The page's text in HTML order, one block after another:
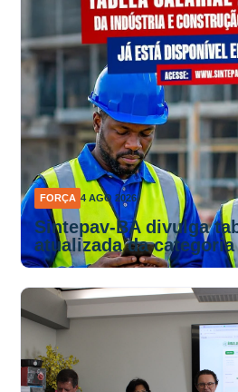
FORÇA 4 AGO 2026
Sintepav-BA divulga
atualizada da categoria